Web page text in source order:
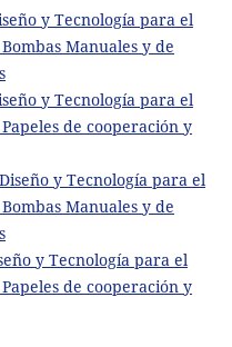
y Tecnología para el
Manuales y de
y Tecnología para el
de cooperación y
Diseño y Tecnología para el
Manuales y de
y Tecnología para el
de cooperación y